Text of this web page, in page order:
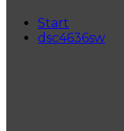
Start
dsc4636sw